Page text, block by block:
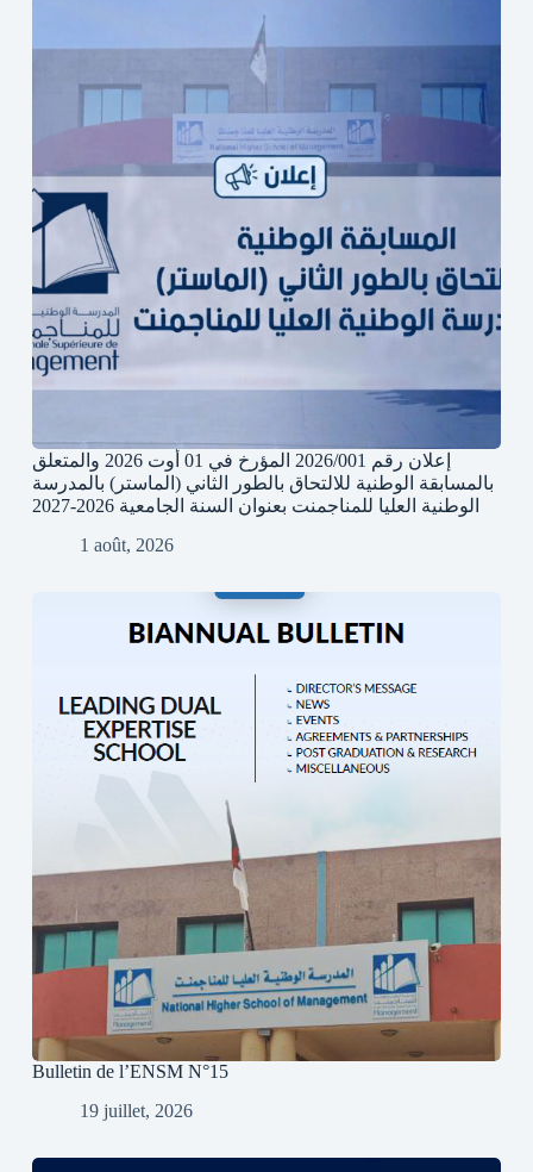
إعلان رقم 2026/001 المؤرخ في 01 أوت 2026 والمتعلق
بالمسابقة الوطنية للالتحاق بالطور الثاني (الماستر) بالمدرسة
الوطنية العليا للمناجمنت بعنوان السنة الجامعية 2026-2027
1 août, 2026
Bulletin de l’ENSM N°15
19 juillet, 2026